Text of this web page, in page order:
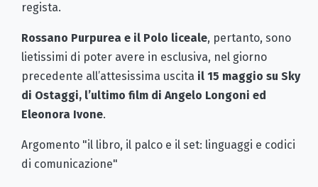
regista.
Rossano Purpurea e il Polo liceale, pertanto, sono
lietissimi di poter avere in esclusiva, nel giorno
precedente all’attesissima uscita il 15 maggio su Sky
di Ostaggi, l’ultimo film di Angelo Longoni ed
Eleonora Ivone.
Argomento "il libro, il palco e il set: linguaggi e codici
di comunicazione"